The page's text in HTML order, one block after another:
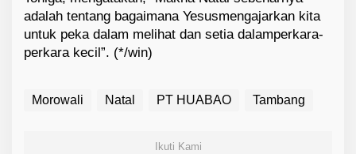
adalah tentang bagaimana Yesusmengajarkan kita
untuk peka dalam melihat dan setia dalamperkara-
perkara kecil”. (*/win)
Morowali Natal PT HUABAO Tambang
Ikuti Kami